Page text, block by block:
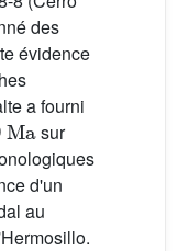
des
évidence
a fourni
sur
d'un
au